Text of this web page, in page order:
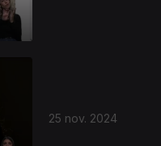
25 nov. 2024